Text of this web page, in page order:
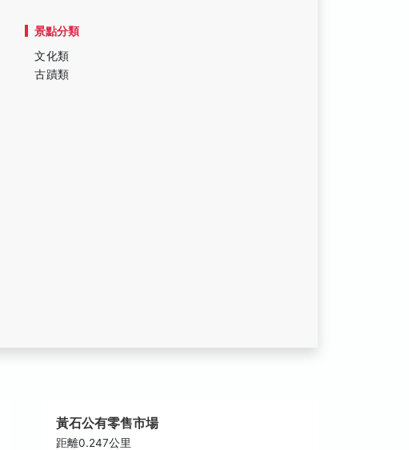
景點分類
文化類
古蹟類
黃石公有零售市場
距離0.247公里